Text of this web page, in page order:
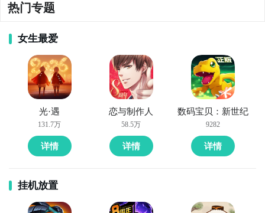
通过上面的游戏介绍和图片，可能大家对圣经字谜有大
致的了解了，不过这么游戏要怎么样才能抢先体验到
呢？不用担心，目前九游客户端已经开通了测试提醒
了，通过在九游APP中搜索“圣经字谜”，点击右边的
先的下载机会了咯！
方法二： 下载九游APP，订阅圣经字谜的开测提醒
步骤1：点击下载九游APP；
步骤2：进入APP搜索“圣经字谜”，订阅后可及时接受活
动,礼包,开测和开放下载的提醒；
热门专题
女生最爱
光·遇
131.7万
详情
恋与制作人
58.5万
详情
数码宝贝：新世纪
9282
详情
挂机放置